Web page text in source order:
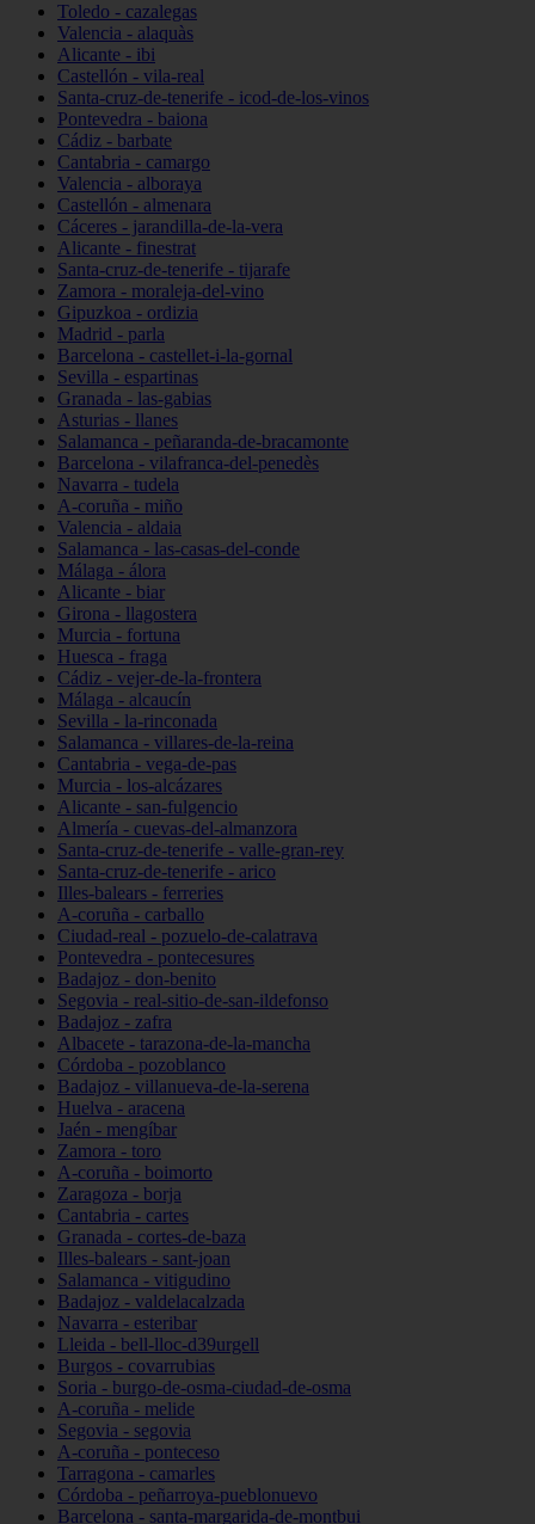
Toledo - cazalegas
Valencia - alaquàs
Alicante - ibi
Castellón - vila-real
Santa-cruz-de-tenerife - icod-de-los-vinos
Pontevedra - baiona
Cádiz - barbate
Cantabria - camargo
Valencia - alboraya
Castellón - almenara
Cáceres - jarandilla-de-la-vera
Alicante - finestrat
Santa-cruz-de-tenerife - tijarafe
Zamora - moraleja-del-vino
Gipuzkoa - ordizia
Madrid - parla
Barcelona - castellet-i-la-gornal
Sevilla - espartinas
Granada - las-gabias
Asturias - llanes
Salamanca - peñaranda-de-bracamonte
Barcelona - vilafranca-del-penedès
Navarra - tudela
A-coruña - miño
Valencia - aldaia
Salamanca - las-casas-del-conde
Málaga - álora
Alicante - biar
Girona - llagostera
Murcia - fortuna
Huesca - fraga
Cádiz - vejer-de-la-frontera
Málaga - alcaucín
Sevilla - la-rinconada
Salamanca - villares-de-la-reina
Cantabria - vega-de-pas
Murcia - los-alcázares
Alicante - san-fulgencio
Almería - cuevas-del-almanzora
Santa-cruz-de-tenerife - valle-gran-rey
Santa-cruz-de-tenerife - arico
Illes-balears - ferreries
A-coruña - carballo
Ciudad-real - pozuelo-de-calatrava
Pontevedra - pontecesures
Badajoz - don-benito
Segovia - real-sitio-de-san-ildefonso
Badajoz - zafra
Albacete - tarazona-de-la-mancha
Córdoba - pozoblanco
Badajoz - villanueva-de-la-serena
Huelva - aracena
Jaén - mengíbar
Zamora - toro
A-coruña - boimorto
Zaragoza - borja
Cantabria - cartes
Granada - cortes-de-baza
Illes-balears - sant-joan
Salamanca - vitigudino
Badajoz - valdelacalzada
Navarra - esteribar
Lleida - bell-lloc-d39urgell
Burgos - covarrubias
Soria - burgo-de-osma-ciudad-de-osma
A-coruña - melide
Segovia - segovia
A-coruña - ponteceso
Tarragona - camarles
Córdoba - peñarroya-pueblonuevo
Barcelona - santa-margarida-de-montbui